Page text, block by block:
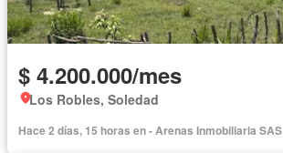
$ 4.200.000/mes
Los Robles, Soledad
Hace 2 días, 15 horas en - Arenas Inmobiliaria SAS